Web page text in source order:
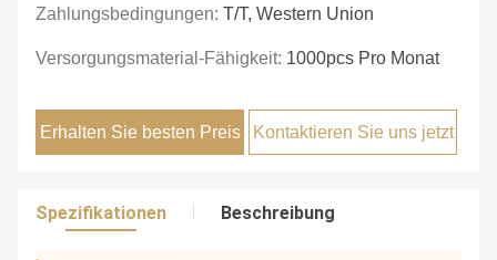
Zahlungsbedingungen: T/T, Western Union
Versorgungsmaterial-Fähigkeit: 1000pcs Pro Monat
Erhalten Sie besten Preis Kontaktieren Sie uns jetzt
Spezifikationen Beschreibung